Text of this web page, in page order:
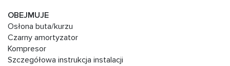
OBEJMUJE
Osłona buta/kurzu
Czarny amortyzator
Kompresor
Szczegółowa instrukcja instalacji